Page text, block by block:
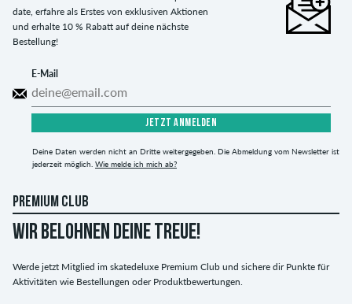
date, erfahre als Erstes von exklusiven Aktionen
und erhalte 10 % Rabatt auf deine nächste
Bestellung!
E-Mail
JETZT ANMELDEN
Deine Daten werden nicht an Dritte weitergegeben. Die Abmeldung vom Newsletter ist
jederzeit möglich. Wie melde ich mich ab?
PREMIUM CLUB
WIR BELOHNEN DEINE TREUE!
Werde jetzt Mitglied im skatedeluxe Premium Club und sichere dir Punkte für
Aktivitäten wie Bestellungen oder Produktbewertungen.